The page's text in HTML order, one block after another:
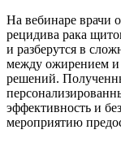
На вебинаре врачи
рецидива рака
и разберутся в
между ожирением и
решений.
эффективность и
мероприятию